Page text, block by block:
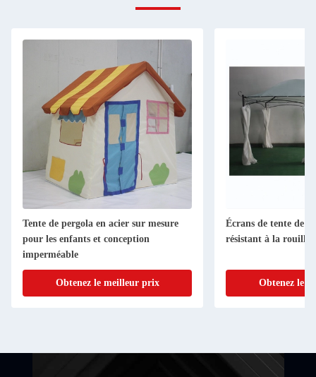
Tente de pergola en acier sur mesure
pour les enfants et conception
imperméable
Obtenez le meilleur prix
Écrans de tente de
résistant à la rouille
Obtenez le